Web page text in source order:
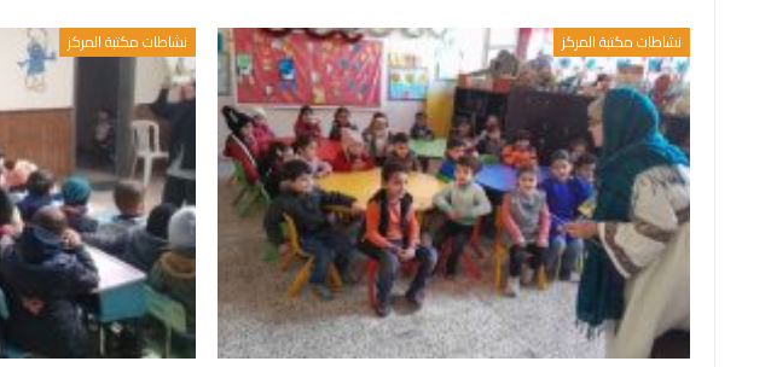
نشاطات مكتبة المركز نشاطات مكتبة المركز